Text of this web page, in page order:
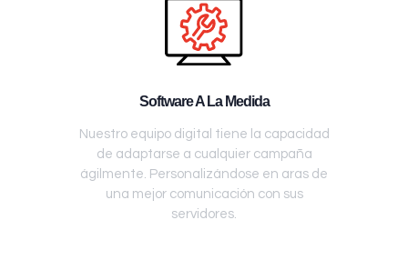
Software A La Medida
Nuestro equipo digital tiene la capacidad
de adaptarse a cualquier campaña
ágilmente. Personalizándose en aras de
una mejor comunicación con sus
servidores.